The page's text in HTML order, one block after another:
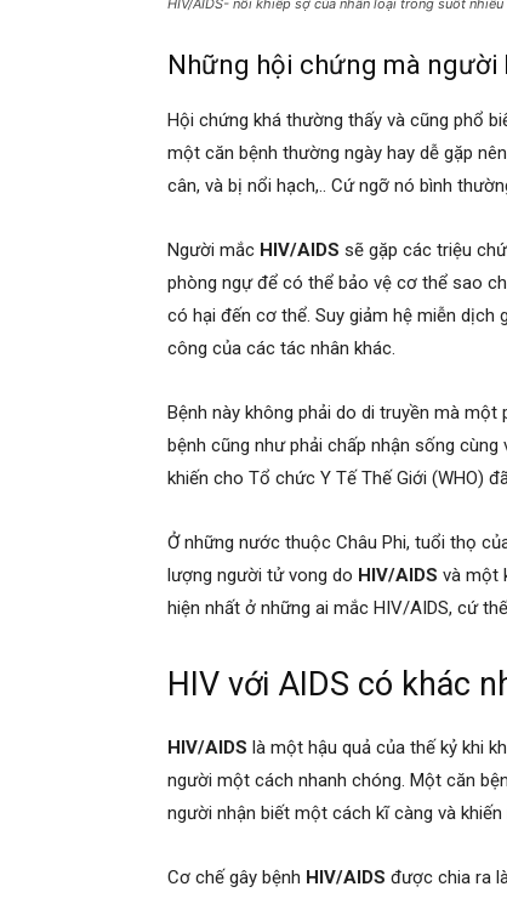
HIV/AIDS- nỗi khiếp sợ của nhân loại trong suốt
Những hội chứng mà người
Hội chứng khá thường thấy và cũng phổ
một căn bệnh thường ngày hay dễ gặp
cân, và bị nổi hạch,.. Cứ ngỡ nó bình
Người mắc HIV/AIDS sẽ gặp các triệu
phòng ngự để có thể bảo vệ cơ thể sao
có hại đến cơ thể. Suy giảm hệ miễn dịch
công của các tác nhân khác.
Bệnh này không phải do di truyền mà
bệnh cũng như phải chấp nhận sống cùng
khiến cho Tổ chức Y Tế Thế Giới (WHO)
Ở những nước thuộc Châu Phi, tuổi thọ
lượng người tử vong do HIV/AIDS và một
hiện nhất ở những ai mắc HIV/AIDS, cứ
HIV với AIDS có khác
HIV/AIDS là một hậu quả của thế kỷ khi
người một cách nhanh chóng. Một căn
người nhận biết một cách kĩ càng và
Cơ chế gây bệnh HIV/AIDS được chia ra